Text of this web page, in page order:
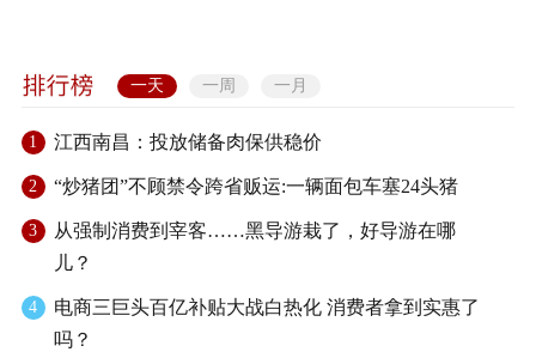
一天 一周 一月
1 江西南昌：投放储备肉保供稳价
2 “炒猪团”不顾禁令跨省贩运:一辆面包车塞24头猪
3
从强制消费到宰客……黑导游栽了，好导游在哪
儿？
4
电商三巨头百亿补贴大战白热化 消费者拿到实惠了
吗？